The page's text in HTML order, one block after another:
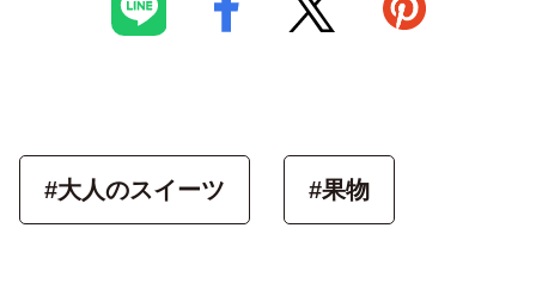
#大人のスイーツ #果物